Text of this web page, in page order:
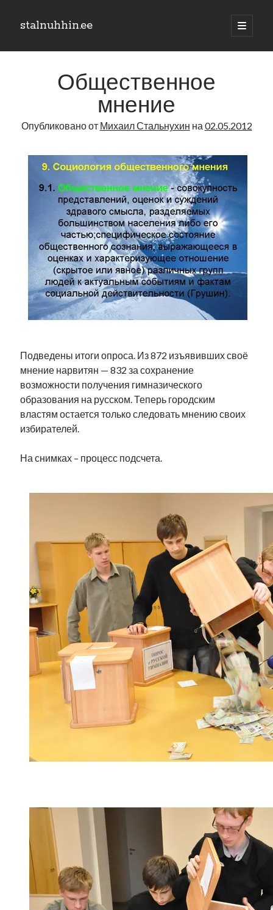
stalnuhhin.ee
отрыть
Боковая
панель
Рубрики
Интеграция
Книга
Нарва и северо-восток
Обзор прессы
Образование
Парламент и правительство
Фотографии
Экономика
Эстония и Россия
Метки
radio narva takinada
ансиппиада
интервью история
парламент партия
подкаст потеряны данные пресса программа
рийгикогу россия русский роман
русскоязычное образование сми
стенограмма
т.х. ильвес
танк фотоотчет экономика экономика эстонии
эстония эстонский язык
Михаил Стальнухин:
mstalnuhhin@gmail.com
Отзывы и предложения по блогу:
anton.stalnuhhin@gmail.com
Общественное
мнение
Опубликовано от Михаил Стальнухин на 02.05.2012
Подведены итоги опроса. Из 872 изъявивших своё
мнение нарвитян — 832 за сохранение
возможности получения гимназического
образования на русском. Теперь городским
властям остается только следовать мнению своих
избирателей.
На снимках – процесс подсчета.